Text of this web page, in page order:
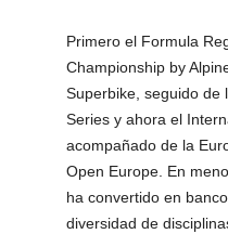
Primero el Formula
Championship by
Superbike, seguido de
Series y ahora el
acompañado de la
Open Europe. En
ha convertido en
diversidad de